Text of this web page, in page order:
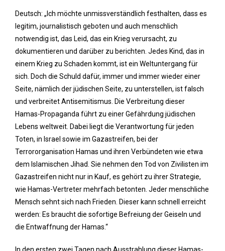
Deutsch: „Ich möchte unmissverständlich festhalten, dass es
legitim, journalistisch geboten und auch menschlich
notwendig ist, das Leid, das ein Krieg verursacht, zu
dokumentieren und darüber zu berichten. Jedes Kind, das in
einem Krieg zu Schaden kommt, ist ein Weltuntergang für
sich. Doch die Schuld dafür, immer und immer wieder einer
Seite, nämlich der jüdischen Seite, zu unterstellen, ist falsch
und verbreitet Antisemitismus. Die Verbreitung dieser
Hamas-Propaganda führt zu einer Gefährdung jüdischen
Lebens weltweit. Dabei liegt die Verantwortung für jeden
Toten, in Israel sowie im Gazastreifen, bei der
Terrororganisation Hamas und ihren Verbündeten wie etwa
dem Islamischen Jihad. Sie nehmen den Tod von Zivilisten im
Gazastreifen nicht nur in Kauf, es gehört zu ihrer Strategie,
wie Hamas-Vertreter mehrfach betonten. Jeder menschliche
Mensch sehnt sich nach Frieden. Dieser kann schnell erreicht
werden: Es braucht die sofortige Befreiung der Geiseln und
die Entwaffnung der Hamas.“